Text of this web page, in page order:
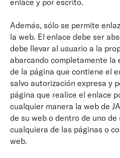
enlace y por escrito.
Además, sólo se permite
la web. El enlace debe ser
debe llevar al usuario a la
abarcando completamente la
de la página que contiene el
salvo autorización expresa y
página que realice el enlace
cualquier manera la web de
de su web o dentro de uno de
cualquiera de las páginas o
web.